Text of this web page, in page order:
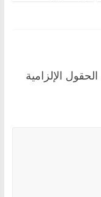
الحقول الإلزامية